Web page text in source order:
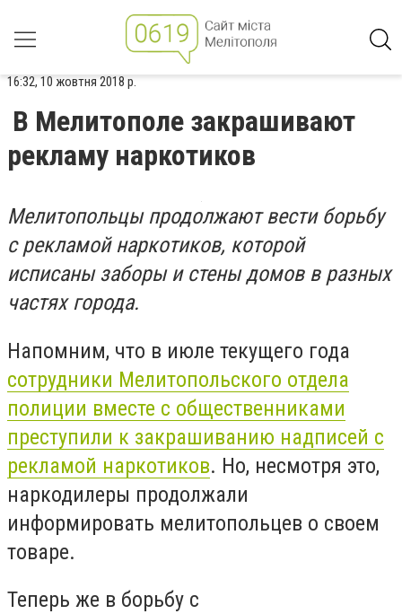
16:32, 10 жовтня 2018 р.
В Мелитополе закрашивают
рекламу наркотиков
Мелитопольцы продолжают вести борьбу
с рекламой наркотиков, которой
исписаны заборы и стены домов в разных
частях города.
Напомним, что в июле текущего года
сотрудники Мелитопольского отдела
полиции вместе с общественниками
преступили к закрашиванию надписей с
рекламой наркотиков. Но, несмотря это,
наркодилеры продолжали
информировать мелитопольцев о своем
товаре.
Теперь же в борьбу с